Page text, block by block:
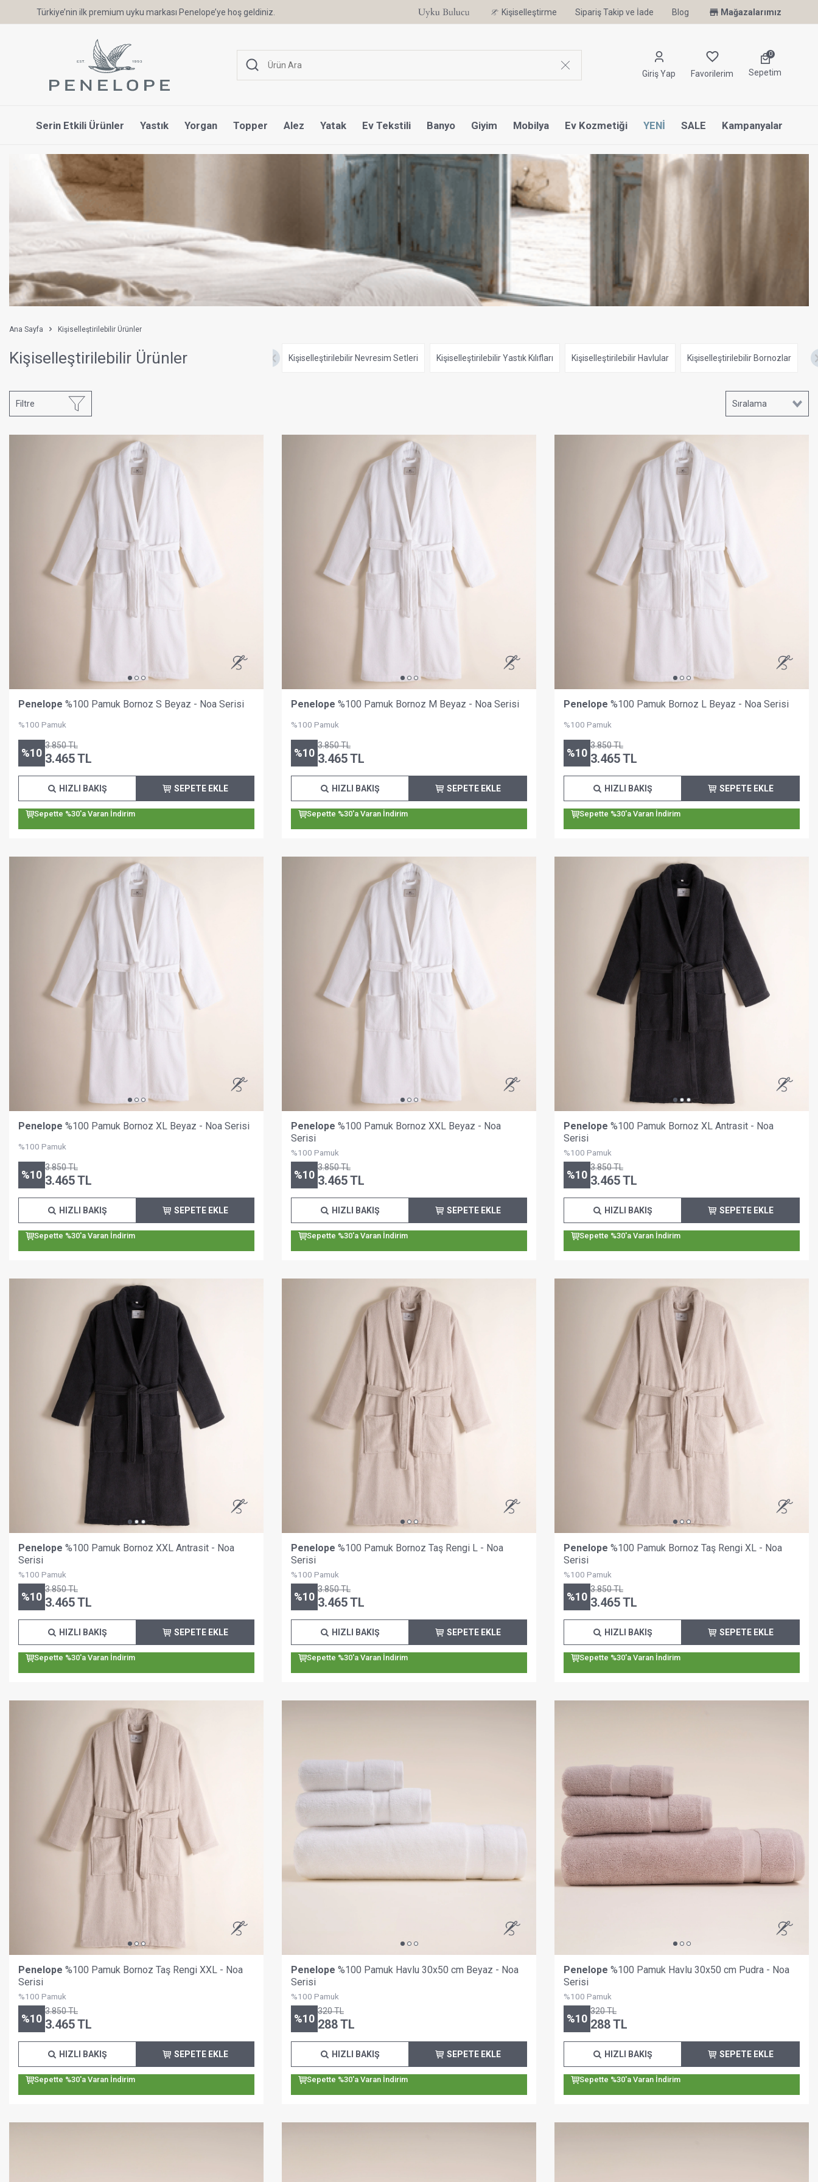
6 Ay'a Varan Taksit Ayrıcalığı Uyku Uzmanı Othello Şimdi Penelope'de Kişiselleştirme Sipariş Takip ve İade Blog Mağazalarımız
Giriş Yap Favorilerim
0
Sepetim
Serin Etkili Ürünler Yastık Yorgan Topper Alez Yatak Ev Tekstili Banyo Giyim Mobilya Ev Kozmetiği YENİ SALE Kampanyalar
Ana Sayfa Kişiselleştirilebilir Ürünler
Kişiselleştirilebilir Ürünler Kişiselleştirilebilir Nevresim Setleri Kişiselleştirilebilir Yastık Kılıfları Kişiselleştirilebilir Havlular Kişiselleştirilebilir Bornozlar
Filtre
Penelope %100 Pamuk Bornoz S Beyaz - Noa Serisi
%100 Pamuk
%10
3.850TL
3.465TL
SEPETE EKLE
HIZLI BAKIŞ
Sepette %30'a Varan İndirim
Penelope %100 Pamuk Bornoz M Beyaz - Noa Serisi
%100 Pamuk
%10
3.850TL
3.465TL
SEPETE EKLE
HIZLI BAKIŞ
Sepette %30'a Varan İndirim
Penelope %100 Pamuk Bornoz L Beyaz - Noa Serisi
%100 Pamuk
%10
3.850TL
3.465TL
SEPETE EKLE
HIZLI BAKIŞ
Sepette %30'a Varan İndirim
Penelope %100 Pamuk Bornoz XL Beyaz - Noa Serisi
%100 Pamuk
%10
3.850TL
3.465TL
SEPETE EKLE
HIZLI BAKIŞ
Sepette %30'a Varan İndirim
Penelope %100 Pamuk Bornoz XXL Beyaz - Noa
Serisi
%100 Pamuk
%10
3.850TL
3.465TL
SEPETE EKLE
HIZLI BAKIŞ
Sepette %30'a Varan İndirim
Penelope %100 Pamuk Bornoz XL Antrasit - Noa
Serisi
%100 Pamuk
%10
3.850TL
3.465TL
SEPETE EKLE
HIZLI BAKIŞ
Sepette %30'a Varan İndirim
Penelope %100 Pamuk Bornoz XXL Antrasit - Noa
Serisi
%100 Pamuk
%10
3.850TL
3.465TL
SEPETE EKLE
HIZLI BAKIŞ
Sepette %30'a Varan İndirim
Penelope %100 Pamuk Bornoz Taş Rengi L - Noa
Serisi
%100 Pamuk
%10
3.850TL
3.465TL
SEPETE EKLE
HIZLI BAKIŞ
Sepette %30'a Varan İndirim
Penelope %100 Pamuk Bornoz Taş Rengi XL - Noa
Serisi
%100 Pamuk
%10
3.850TL
3.465TL
SEPETE EKLE
HIZLI BAKIŞ
Sepette %30'a Varan İndirim
Penelope %100 Pamuk Bornoz Taş Rengi XXL - Noa
Serisi
%100 Pamuk
%10
3.850TL
3.465TL
SEPETE EKLE
HIZLI BAKIŞ
Sepette %30'a Varan İndirim
Penelope %100 Pamuk Havlu 30x50 cm Beyaz - Noa
Serisi
%100 Pamuk
%10
320TL
288TL
SEPETE EKLE
HIZLI BAKIŞ
Sepette %30'a Varan İndirim
Penelope %100 Pamuk Havlu 30x50 cm Pudra - Noa
Serisi
%100 Pamuk
%10
320TL
288TL
SEPETE EKLE
HIZLI BAKIŞ
Sepette %30'a Varan İndirim